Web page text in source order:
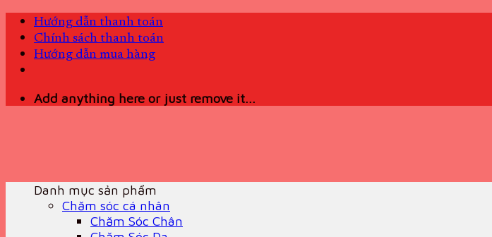
Skip
content
Hướng dẫn thanh toán
Chính sách thanh toán
Hướng dẫn mua hàng
Add anything here or just remove it...
Danh mục sản phẩm
Chăm sóc cá nhân
Chăm Sóc Chân